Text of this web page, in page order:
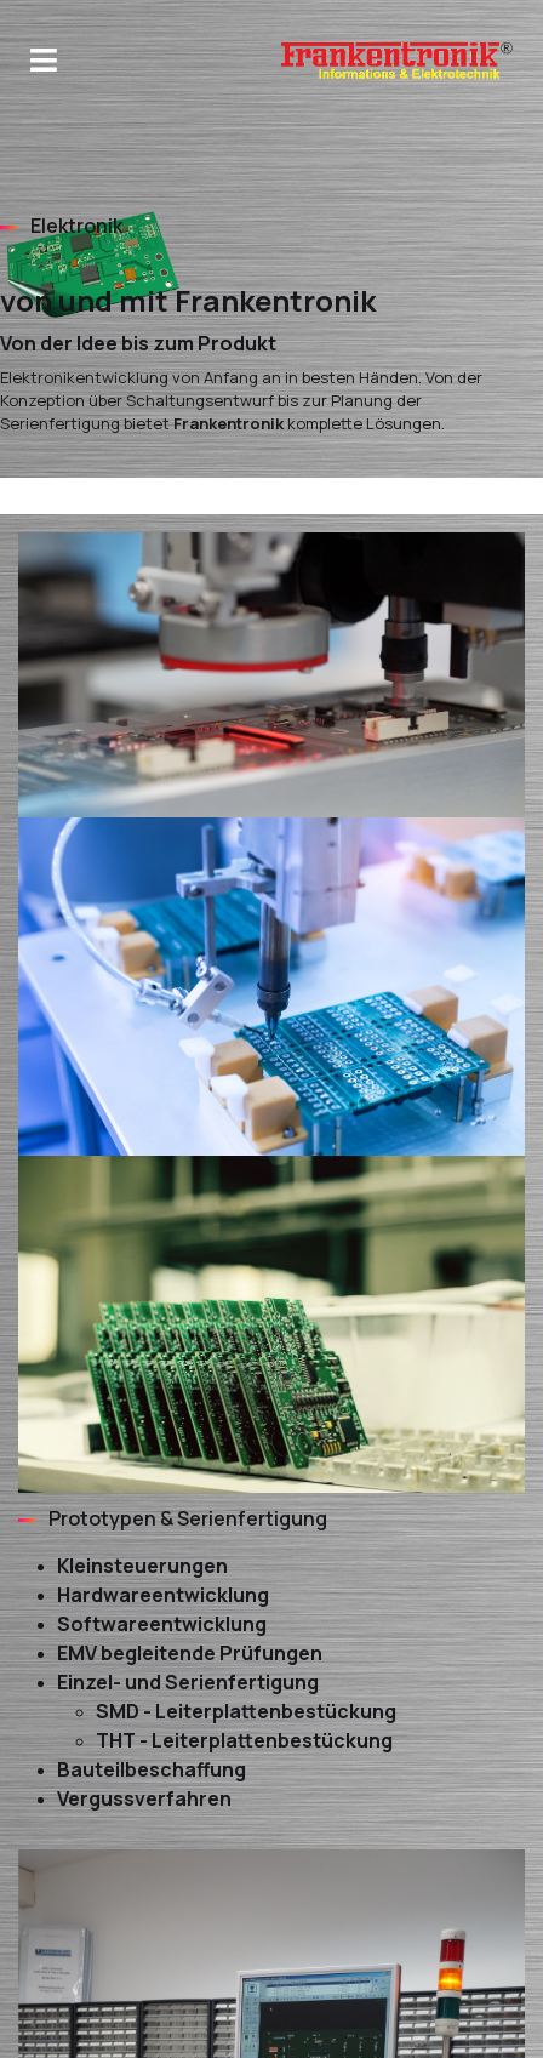
Elektronik
von und mit Frankentronik
Von der Idee bis zum Produkt
Elektronikentwicklung von Anfang an in besten Händen. Von der
Konzeption über Schaltungsentwurf bis zur Planung der
Serienfertigung bietetFrankentronikkomplette Lösungen.
Prototypen & Serienfertigung
Kleinsteuerungen
Hardwareentwicklung
Softwareentwicklung
EMV begleitende Prüfungen
Einzel- und Serienfertigung
SMD - Leiterplattenbestückung
THT - Leiterplattenbestückung
Bauteilbeschaffung
Vergussverfahren